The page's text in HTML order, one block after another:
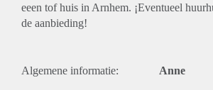
eeen tof huis in Arnhem. ¡Eventueel
de aanbieding!
Algemene informatie: Anne